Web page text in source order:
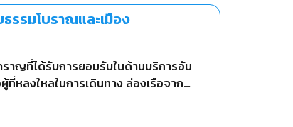
รรมโบราณและเมือง
าญที่ได้รับการยอมรับในด้านบริการอัน
ที่หลงใหลในการเดินทาง ล่องเรือจาก
ซ และตุรกี